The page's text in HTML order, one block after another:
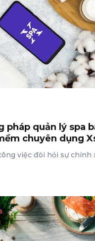
pháp quản lý spa
chuyên dụng
việc đòi hỏi sự chính